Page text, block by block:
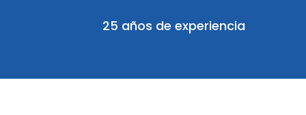
25 años de experiencia